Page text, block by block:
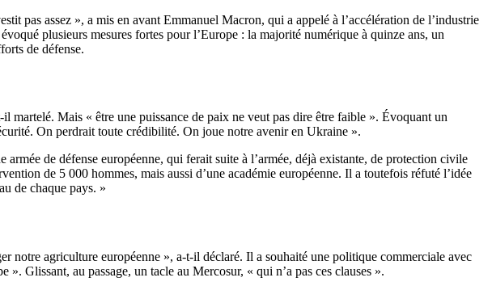
pas assez », a mis en avant Emmanuel Macron, qui a appelé à l’accélération de l’industrie
plusieurs mesures fortes pour l’Europe : la majorité numérique à quinze ans, un
de défense.
martelé. Mais « être une puissance de paix ne veut pas dire être faible ». Évoquant un
On perdrait toute crédibilité. On joue notre avenir en Ukraine ».
de défense européenne, qui ferait suite à l’armée, déjà existante, de protection civile
de 5 000 hommes, mais aussi d’une académie européenne. Il a toutefois réfuté l’idée
de chaque pays. »
notre agriculture européenne », a-t-il déclaré. Il a souhaité une politique commerciale avec
Glissant, au passage, un tacle au Mercosur, « qui n’a pas ces clauses ».